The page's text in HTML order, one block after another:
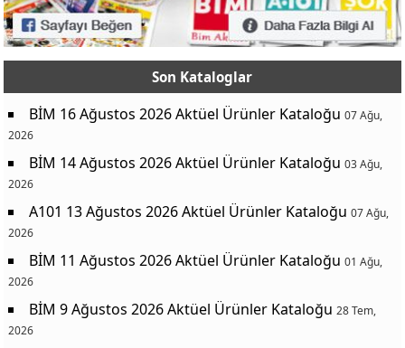
Son Kataloglar
BİM 16 Ağustos 2026 Aktüel Ürünler Kataloğu 07 Ağu,
2026
BİM 14 Ağustos 2026 Aktüel Ürünler Kataloğu 03 Ağu,
2026
A101 13 Ağustos 2026 Aktüel Ürünler Kataloğu 07 Ağu,
2026
BİM 11 Ağustos 2026 Aktüel Ürünler Kataloğu 01 Ağu,
2026
BİM 9 Ağustos 2026 Aktüel Ürünler Kataloğu 28 Tem,
2026